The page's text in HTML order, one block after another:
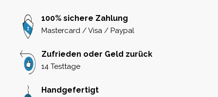
100% sichere Zahlung
Mastercard / Visa / Paypal
Zufrieden oder Geld zurück
14 Testtage
Handgefertigt